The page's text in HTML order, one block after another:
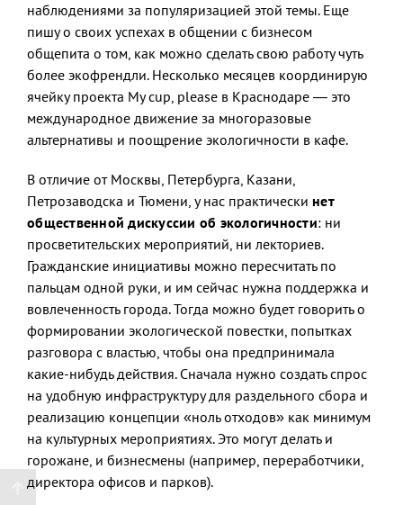
наблюдениями за популяризацией этой темы. Еще
пишу о своих успехах в общении с бизнесом
общепита о том, как можно сделать свою работу чуть
более экофрендли. Несколько месяцев координирую
ячейку проекта My cup, please в Краснодаре — это
международное движение за многоразовые
альтернативы и поощрение экологичности в кафе.
В отличие от Москвы, Петербурга, Казани,
Петрозаводска и Тюмени, у нас практически нет
общественной дискуссии об экологичности: ни
просветительских мероприятий, ни лекториев.
Гражданские инициативы можно пересчитать по
пальцам одной руки, и им сейчас нужна поддержка и
вовлеченность города. Тогда можно будет говорить о
формировании экологической повестки, попытках
разговора с властью, чтобы она предпринимала
какие-нибудь действия. Сначала нужно создать спрос
на удобную инфраструктуру для раздельного сбора и
реализацию концепции «ноль отходов» как минимум
на культурных мероприятиях. Это могут делать и
горожане, и бизнесмены (например, переработчики,
директора офисов и парков).